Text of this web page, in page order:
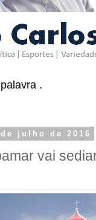
.
julho de 2016
vai